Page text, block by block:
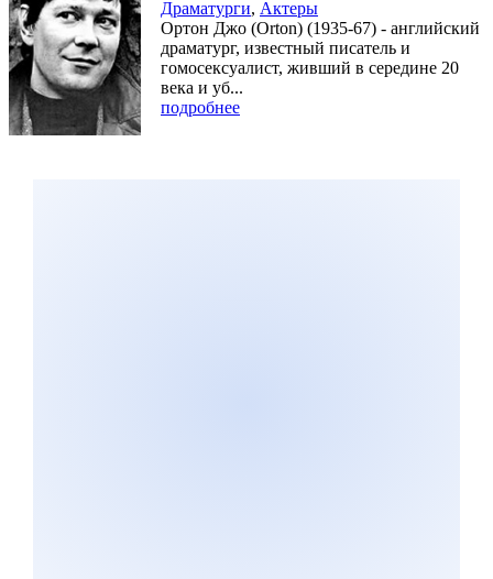
Драматурги, Актеры
Ортон Джо (Orton) (1935-67) - английский
драматург, известный писатель и
гомосексуалист, живший в середине 20
века и уб...
подробнее